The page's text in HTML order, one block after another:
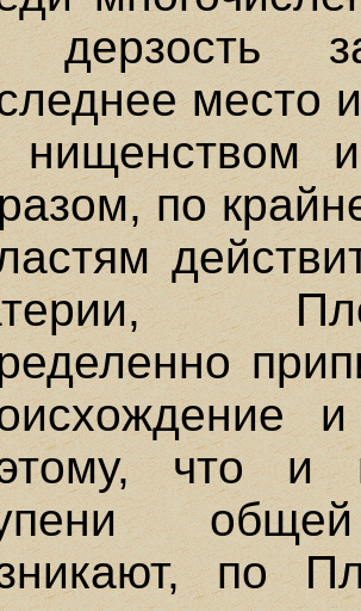
дерзость
место
нищенством
по
что и
по